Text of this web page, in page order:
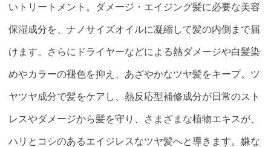
いトリートメント。ダメージ・エイジング髪に必要な美容
保湿成分を、ナノサイズオイルに凝縮して髪の内側まで届
けます。さらにドライヤーなどによる熱ダメージや白髪染
めやカラーの褪色を抑え、あざやかなツヤ髪をキープ。ツ
ヤツヤ成分で髪をケアし、熱反応型補修成分が日常のスト
レスやダメージから髪を守り、さまざまな植物エキスが、
ハリとコシのあるエイジレスなツヤ髪へと導きます。嫌な